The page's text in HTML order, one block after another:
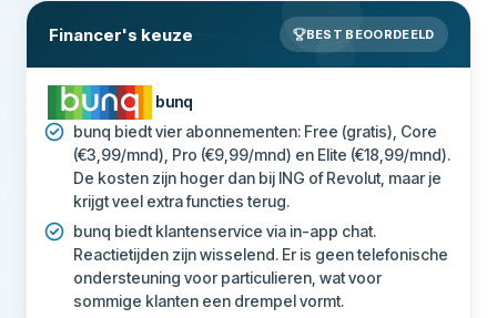
Financer's keuze BEST BEOORDEELD
bunq
bunq biedt vier abonnementen: Free (gratis), Core
(€3,99/mnd), Pro (€9,99/mnd) en Elite (€18,99/mnd).
De kosten zijn hoger dan bij ING of Revolut, maar je
krijgt veel extra functies terug.
bunq biedt klantenservice via in-app chat.
Reactietijden zijn wisselend. Er is geen telefonische
ondersteuning voor particulieren, wat voor
sommige klanten een drempel vormt.